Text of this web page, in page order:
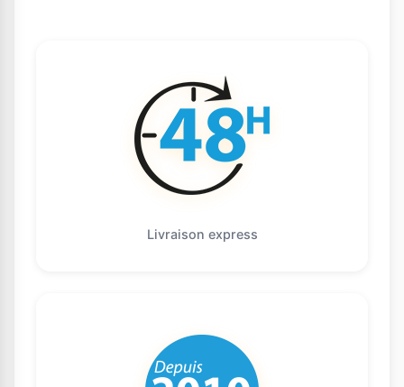
Livraison express